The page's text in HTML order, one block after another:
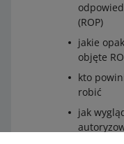
(ROP)
jakie
objęte
kto
robić
jak